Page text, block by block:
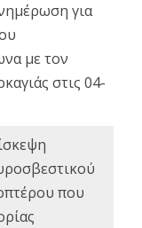
για
με τον
στις 04-
που